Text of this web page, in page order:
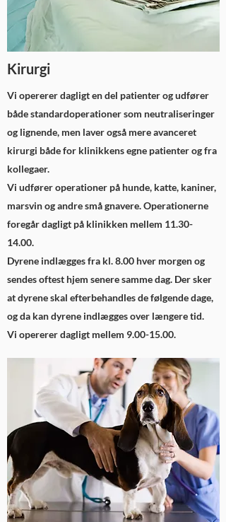
Kirurgi
Vi opererer dagligt en del patienter og udfører
både standardoperationer som neutraliseringer
og lignende, men laver også mere avanceret
kirurgi både for klinikkens egne patienter og fra
kollegaer.
Vi udfører operationer på hunde, katte, kaniner,
marsvin og andre små gnavere. Operationerne
foregår dagligt på klinikken mellem 11.30-
14.00.
Dyrene indlægges fra kl. 8.00 hver morgen og
sendes oftest hjem senere samme dag. Der sker
at dyrene skal efterbehandles de følgende dage,
og da kan dyrene indlægges over længere tid.
Vi opererer dagligt mellem 9.00-15.00.